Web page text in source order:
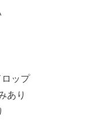
ップ
あり